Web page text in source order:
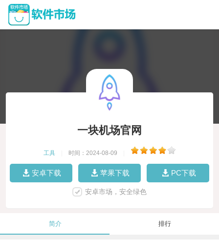
一块机场官网
工具 时间：2024-08-09
安卓下载 苹果下载 PC下载
安卓市场，安全绿色
简介 排行